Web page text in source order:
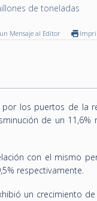
de toneladas
Mensaje al Editor
por los puertos de la
de un 11,6%
con el mismo
respectivamente.
un crecimiento de